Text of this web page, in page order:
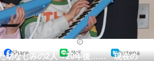
教育・育児
リサーチ
た幼なじみの2人→20年後…… 現在の
Share LINE hatena